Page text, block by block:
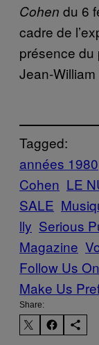
Cohen du 6
cadre de
présence du
Jean-
Tagged:
années 1980
Cohen LE
SALE
lly Serious
Magazine
Follow Us
Make Us
Share: